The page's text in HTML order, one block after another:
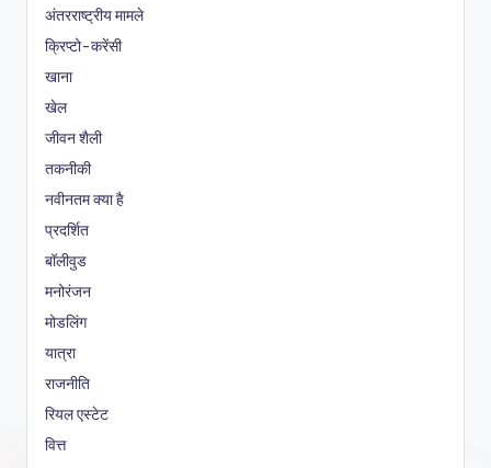
अंतरराष्ट्रीय मामले
क्रिप्टो-करेंसी
खाना
खेल
जीवन शैली
तकनीकी
नवीनतम क्या है
प्रदर्शित
बॉलीवुड
मनोरंजन
मोडलिंग
यात्रा
राजनीति
रियल एस्टेट
वित्त